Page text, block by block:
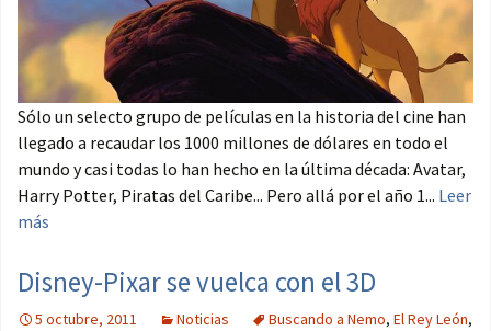
Sólo un selecto grupo de películas en la historia del cine han
llegado a recaudar los 1000 millones de dólares en todo el
mundo y casi todas lo han hecho en la última década: Avatar,
Harry Potter, Piratas del Caribe... Pero allá por el año 1... Leer
más
Disney-Pixar se vuelca con el 3D
5 octubre, 2011 Noticias Buscando a Nemo, El Rey León,